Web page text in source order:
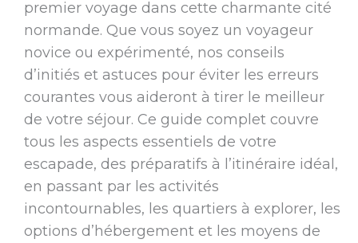
premier voyage dans cette charmante cité
normande. Que vous soyez un voyageur
novice ou expérimenté, nos conseils
d’initiés et astuces pour éviter les erreurs
courantes vous aideront à tirer le meilleur
de votre séjour. Ce guide complet couvre
tous les aspects essentiels de votre
escapade, des préparatifs à l’itinéraire idéal,
en passant par les activités
incontournables, les quartiers à explorer, les
options d’hébergement et les moyens de